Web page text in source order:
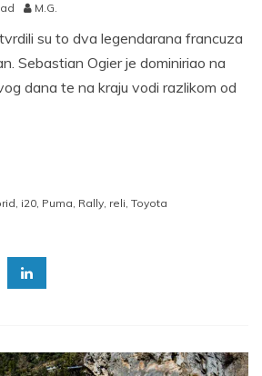
M.G.
su to dva legendarana francuza
Sebastian Ogier je dominiriao na
dana te na kraju vodi razlikom od
, i20, Puma, Rally, reli, Toyota